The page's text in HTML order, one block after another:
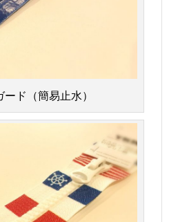
ド（簡易止水）